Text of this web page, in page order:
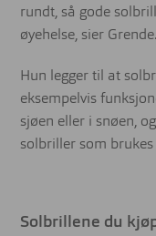
rundt, så gode
øyehelse, sier Grende.
Hun legger til at
eksempelvis
sjøen eller i snøen,
solbriller som
Solbrillene du